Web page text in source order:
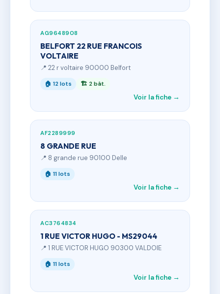
AG9648908
BELFORT 22 RUE FRANCOIS
VOLTAIRE
📍 22 r voltaire 90000 Belfort
🏠 12 lots 🏗 2 bât.
Voir la fiche →
AF2289999
8 GRANDE RUE
📍 8 grande rue 90100 Delle
🏠 11 lots
Voir la fiche →
AC3764834
1 RUE VICTOR HUGO - MS29044
📍 1 RUE VICTOR HUGO 90300 VALDOIE
🏠 11 lots
Voir la fiche →